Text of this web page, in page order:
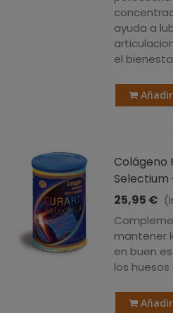
ayuda a
el
Colágeno
Selectium
25,95 €
mantener
en buen
los